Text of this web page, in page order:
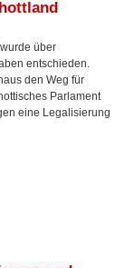
über
entschieden.
den Weg für
Parlament
eine Legalisierung